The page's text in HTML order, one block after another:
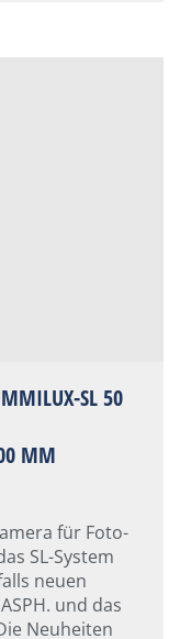
SL 50
MM
für Foto-
SL-System
neuen
und das
Neuheiten